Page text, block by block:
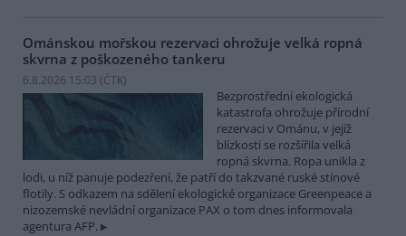
Ománskou mořskou rezervaci ohrožuje velká ropná
skvrna z poškozeného tankeru
6.8.2026 15:03 (ČTK)
Bezprostřední ekologická
katastrofa ohrožuje přírodní
rezervaci v Ománu, v jejíž
blízkosti se rozšířila velká
ropná skvrna. Ropa unikla z
lodi, u níž panuje podezření, že patří do takzvané ruské stínové
flotily. S odkazem na sdělení ekologické organizace Greenpeace a
nizozemské nevládní organizace PAX o tom dnes informovala
agentura AFP.